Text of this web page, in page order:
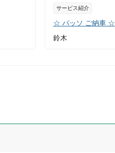
サービス紹介
☆ パッソ ご納車 ☆
鈴木